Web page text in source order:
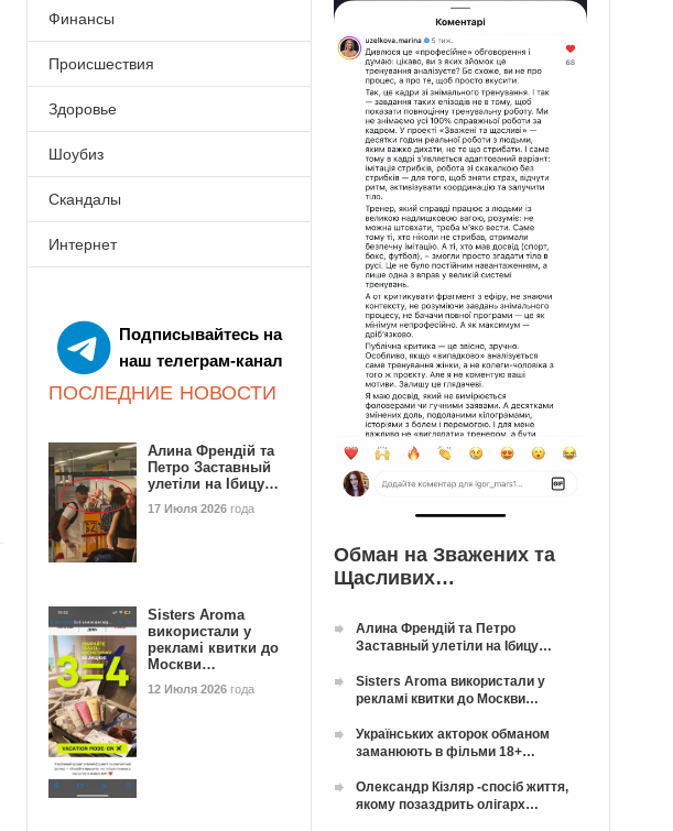
Финансы
Происшествия
Здоровье
Шоубиз
Скандалы
Интернет
Подписывайтесь на
наш телеграм-канал
ПОСЛЕДНИЕ НОВОСТИ
Алина Френдій та
Петро Заставный
улетіли на Ібицу…
17 Июля 2026 года
Sisters Aroma
використали у
рекламі квитки до
Москви…
12 Июля 2026 года
Обман на Зважених та
Щасливих…
Алина Френдій та Петро
Заставный улетіли на Ібицу…
Sisters Aroma використали у
рекламі квитки до Москви…
Українських акторок обманом
заманюють в фільми 18+…
Олександр Кізляр -спосіб життя,
якому позаздрить олігарх…